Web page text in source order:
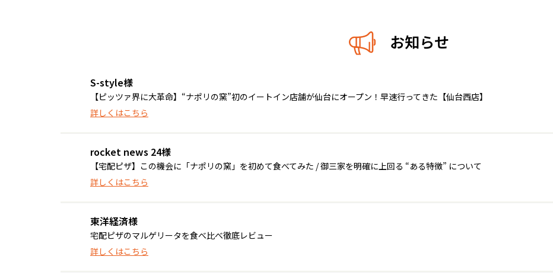
お知らせ
S-style様
【ピッツァ界に大革命】“ナポリの窯”初のイートイン店舗が仙台にオープン！早速行ってきた【仙台西店】
詳しくはこちら
rocket news 24様
【宅配ピザ】この機会に「ナポリの窯」を初めて食べてみた / 御三家を明確に上回る “ある特徴” について
詳しくはこちら
東洋経済様
宅配ピザのマルゲリータを食べ比べ徹底レビュー
詳しくはこちら